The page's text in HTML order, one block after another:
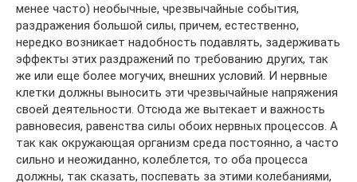
менее часто) необычные, чрезвычайные события,
раздражения большой силы, причем, естественно,
нередко возникает надобность подавлять, задержи­вать
эффекты этих раздражений по требованию других, так
же или еще более могучих, внешних условий. И нервные
клетки должны выно­сить эти чрезвычайные напряжения
своей деятельности. Отсюда же вытекает и важность
равновесия, равенства силы обоих нервных про­цессов. А
так как окружающая организм среда постоянно, а часто
сильно и неожиданно, колеблется, то оба процесса
должны, так сказать, поспевать за этими колебаниями,